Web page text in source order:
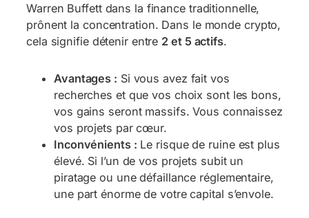
Warren Buffett dans la finance traditionnelle,
prônent la concentration. Dans le monde crypto,
cela signifie détenir entre 2 et 5 actifs.
Avantages : Si vous avez fait vos
recherches et que vos choix sont les bons,
vos gains seront massifs. Vous connaissez
vos projets par cœur.
Inconvénients : Le risque de ruine est plus
élevé. Si l’un de vos projets subit un
piratage ou une défaillance réglementaire,
une part énorme de votre capital s’envole.